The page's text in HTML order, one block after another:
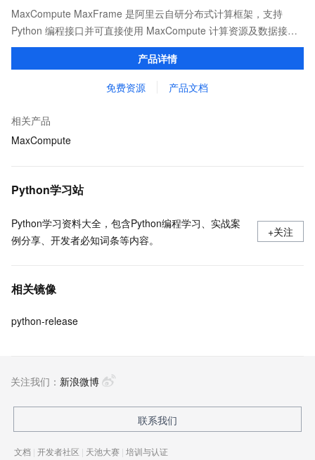
MaxCompute MaxFrame 是阿里云自研分布式计算框架，支持
Python 编程接口并可直接使用 MaxCompute 计算资源及数据接
口，与 MaxCompute Notebook、镜像管理等功能共同构成
MaxCompute 完整 Python 开发生态。
产品详情
免费资源 产品文档
相关产品
MaxCompute
Python学习站
Python学习资料大全，包含Python编程学习、实战案
例分享、开发者必知词条等内容。
+关注
相关镜像
python-release
关注我们： 新浪微博
联系我们
文档 | 开发者社区 | 天池大赛 | 培训与认证